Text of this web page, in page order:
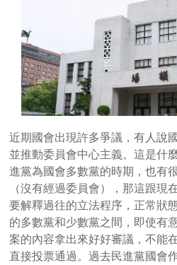
近期國會出現許多爭議，有人說
並推動委員會中心主義。這是什
進黨為國會多數黨的時期，也有
（沒有經過委員會），那這跟現
要解釋過往的立法程序，正常狀
的多數黨和少數黨之間，即使有
案的內容拿出來好好審議，不能
直接投票通過。過去民進黨國會